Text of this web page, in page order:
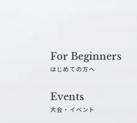
For Beginners
はじめての方へ
Events
大会・イベント